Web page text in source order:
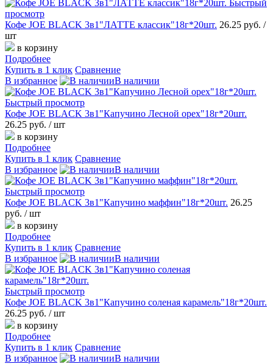
Быстрый
просмотр
Кофе JOE BLACK 3в1"ЛАТТЕ классик"18г*20шт. 26.25 руб. /
шт
в корзину
Подробнее
Купить в 1 клик Сравнение
В избранное
В наличии
Быстрый просмотр
Кофе JOE BLACK 3в1"Капучино Лесной орех"18г*20шт.
26.25 руб. / шт
в корзину
Подробнее
Купить в 1 клик Сравнение
В избранное
В наличии
Быстрый просмотр
Кофе JOE BLACK 3в1"Капучино маффин"18г*20шт. 26.25
руб. / шт
в корзину
Подробнее
Купить в 1 клик Сравнение
В избранное
В наличии
Быстрый просмотр
Кофе JOE BLACK 3в1"Капучино соленая карамель"18г*20шт.
26.25 руб. / шт
в корзину
Подробнее
Купить в 1 клик Сравнение
В избранное
В наличии